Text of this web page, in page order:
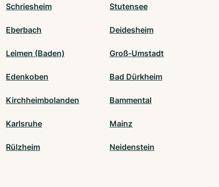
Schriesheim Stutensee
Eberbach Deidesheim
Leimen (Baden) Groß-Umstadt
Edenkoben Bad Dürkheim
Kirchheimbolanden Bammental
Karlsruhe Mainz
Rülzheim Neidenstein